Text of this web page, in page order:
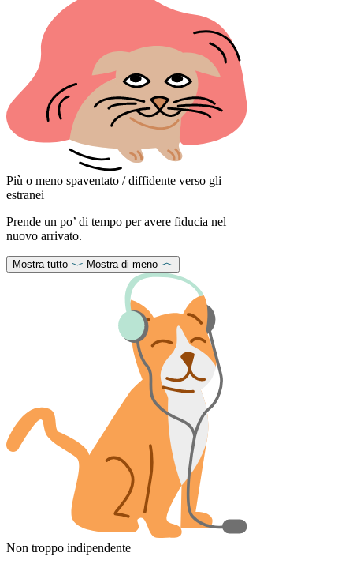
Più o meno spaventato / diffidente verso gli
estranei
Prende un po’ di tempo per avere fiducia nel
nuovo arrivato.
Mostra tutto Mostra di meno
Non troppo indipendente